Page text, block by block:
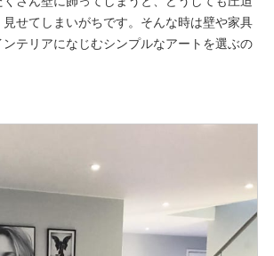
せてしまいがちです。そんな時は壁や家具
テリアになじむシンプルなアートを選ぶの